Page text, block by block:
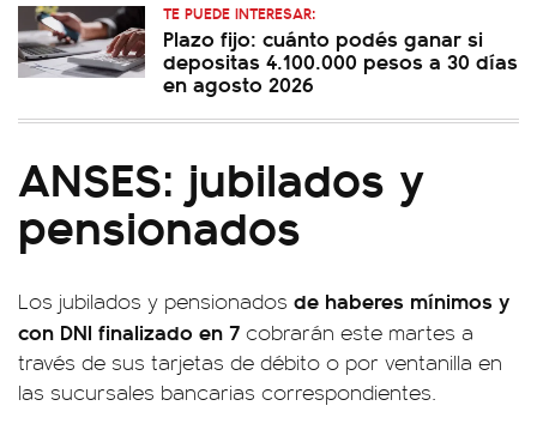
TE PUEDE INTERESAR:
Plazo fijo: cuánto podés ganar si
depositas 4.100.000 pesos a 30 días
en agosto 2026
ANSES: jubilados y
pensionados
Los jubilados y pensionados de haberes mínimos y
con DNI finalizado en 7 cobrarán este martes a
través de sus tarjetas de débito o por ventanilla en
las sucursales bancarias correspondientes.